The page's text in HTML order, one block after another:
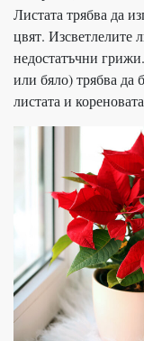
Листата трябва да
цвят. Изсветлелите
недостатъчни
или бяло) трябва да
листата и